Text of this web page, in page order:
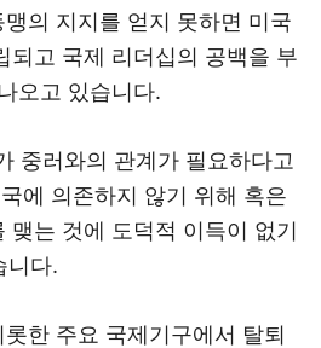
의 지지를 얻지 못하면 미국
되고 국제 리더십의 공백을 부
오고 있습니다.
중러와의 관계가 필요하다고
에 의존하지 않기 위해 혹은
맺는 것에 도덕적 이득이 없기
니다.
한 주요 국제기구에서 탈퇴